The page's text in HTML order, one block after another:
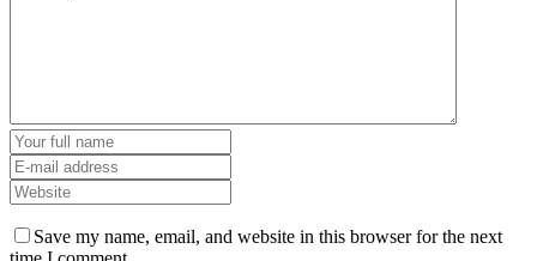
Save my name, email, and website in this browser for the next